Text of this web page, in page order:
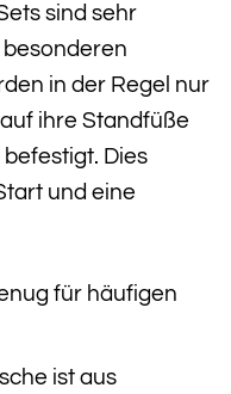
sind sehr
in der Regel nur
ihre Standfüße
Dies
und eine
für häufigen
ist aus